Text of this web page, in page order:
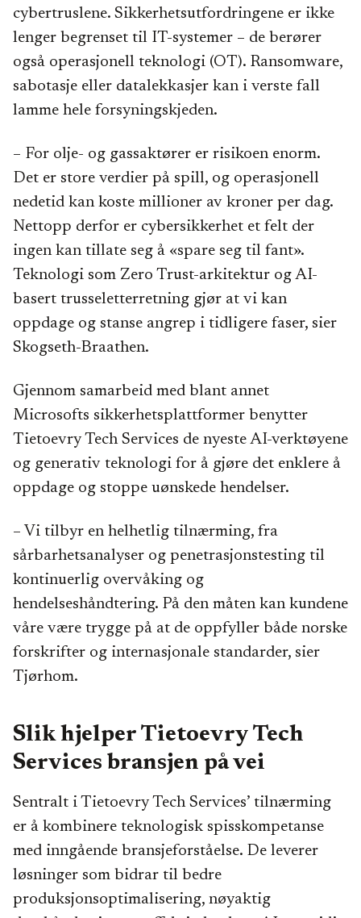
cybertruslene. Sikkerhetsutfordringene er ikke
lenger begrenset til IT-systemer – de berører
også operasjonell teknologi (OT). Ransomware,
sabotasje eller datalekkasjer kan i verste fall
lamme hele forsyningskjeden.
– For olje- og gassaktører er risikoen enorm.
Det er store verdier på spill, og operasjonell
nedetid kan koste millioner av kroner per dag.
Nettopp derfor er cybersikkerhet et felt der
ingen kan tillate seg å «spare seg til fant».
Teknologi som Zero Trust-arkitektur og AI-
basert trusseletterretning gjør at vi kan
oppdage og stanse angrep i tidligere faser, sier
Skogseth-Braathen.
Gjennom samarbeid med blant annet
Microsofts sikkerhetsplattformer benytter
Tietoevry Tech Services de nyeste AI-verktøyene
og generativ teknologi for å gjøre det enklere å
oppdage og stoppe uønskede hendelser.
– Vi tilbyr en helhetlig tilnærming, fra
sårbarhetsanalyser og penetrasjonstesting til
kontinuerlig overvåking og
hendelseshåndtering. På den måten kan kundene
våre være trygge på at de oppfyller både norske
forskrifter og internasjonale standarder, sier
Tjørhom.
Slik hjelper Tietoevry Tech
Services bransjen på vei
Sentralt i Tietoevry Tech Services’ tilnærming
er å kombinere teknologisk spisskompetanse
med inngående bransjeforståelse. De leverer
løsninger som bidrar til bedre
produksjonsoptimalisering, nøyaktig